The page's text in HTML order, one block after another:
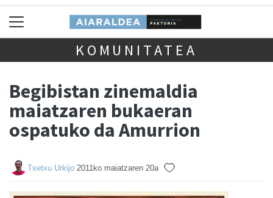
KOMUNITATEA
Begibistan zinemaldia
maiatzaren bukaeran
ospatuko da Amurrion
Txetxu Urkijo 2011ko maiatzaren 20a